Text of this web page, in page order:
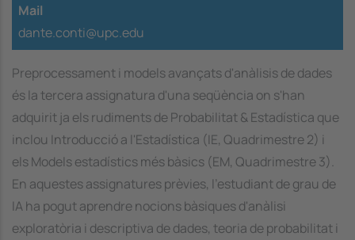
Mail
dante.conti@upc.edu
Preprocessament i models avançats d'anàlisis de dades
és la tercera assignatura d'una seqüència on s'han
adquirit ja els rudiments de Probabilitat & Estadística que
inclou Introducció a l'Estadística (IE, Quadrimestre 2) i
els Models estadístics més bàsics (EM, Quadrimestre 3).
En aquestes assignatures prèvies, l'estudiant de grau de
IA ha pogut aprendre nocions bàsiques d'anàlisi
exploratòria i descriptiva de dades, teoria de probabilitat i